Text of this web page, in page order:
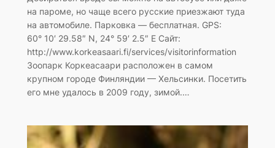
на пароме, но чаще всего русские приезжают туда
на автомобиле. Парковка — бесплатная. GPS:
60° 10′ 29.58″ N, 24° 59′ 2.5″ E Сайт:
http://www.korkeasaari.fi/services/visitorinformation
Зоопарк Коркеасаари расположен в самом
крупном городе Финляндии — Хельсинки. Посетить
его мне удалось в 2009 году, зимой.…